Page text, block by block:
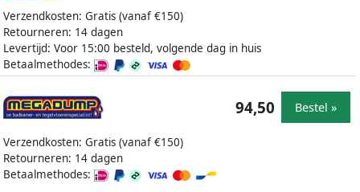
Verzendkosten: Gratis (vanaf €150)
Retourneren: 14 dagen
Levertijd: Voor 15:00 besteld, volgende dag in huis
Betaalmethodes:
Verzendkosten: Gratis (vanaf €150)
Retourneren: 14 dagen
Betaalmethodes:
94,50 Bestel »